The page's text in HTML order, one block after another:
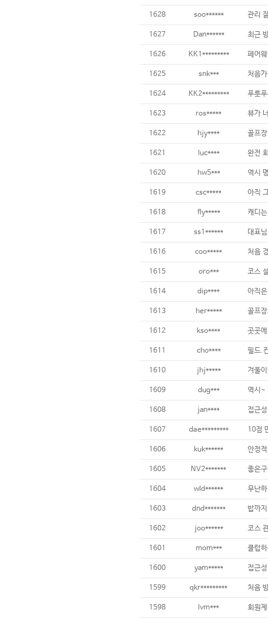
1628 soo****** 관리
1627 Dan******
1626 KK1********* 페어
1625 snk***
1624 KK2*********
1623 ros***** 뷰가
1622 hjy****
1621 luc****
1620 hw5***
1619 csc*****
1618 fly*****
1617 ss1******
1616 coo*****
1615 oro***
1614 dip**** 아직
1613 her*****
1612 kso****
1611 cho****
1610 jhj***** 겨울
1609 dug***
1608 jan****
1607 dae********* 10점
1606 kuk****** 안정
1605 NV2******* 좋은
1604 wld****** 무난
1603 dnd******* 밥까
1602 joo******
1601 mom***
1600 yam*****
1599 qkr********* 처음
1598 lvm***